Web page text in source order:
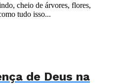
cheio de árvores, flores,
tudo isso...
de Deus na